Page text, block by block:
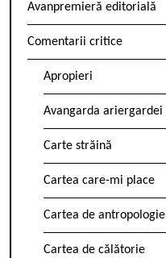
Avanpremieră editorială
Comentarii critice
Apropieri
Avangarda ariergardei
Carte străină
Cartea care-mi place
Cartea de antropologie
Cartea de călătorie